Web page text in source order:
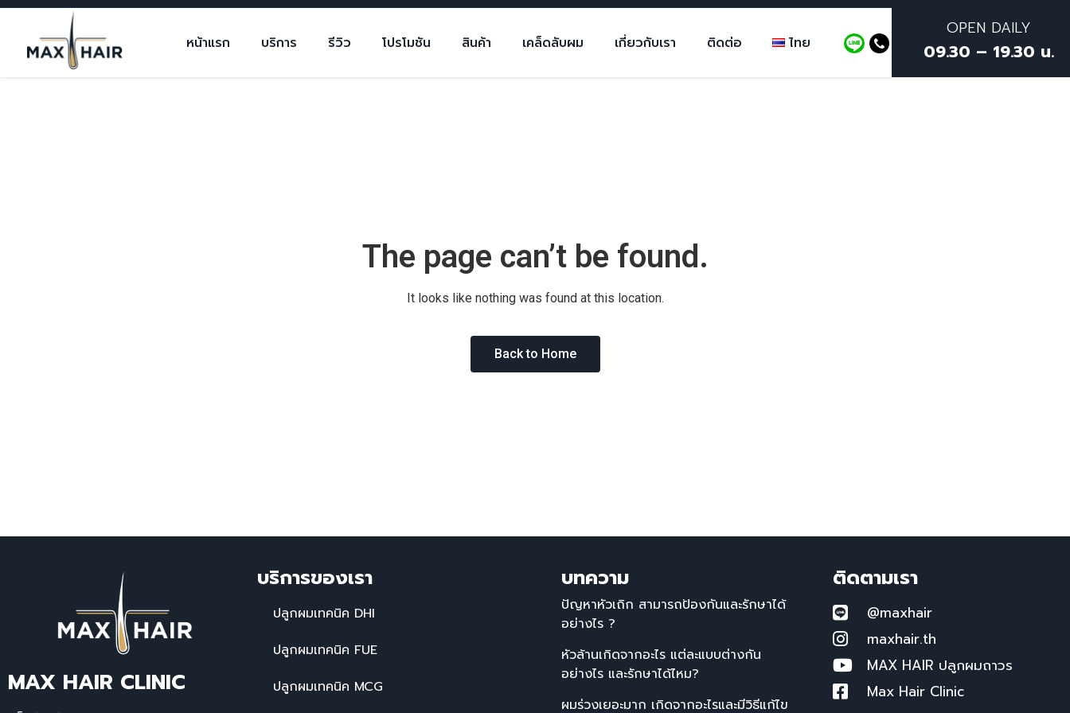
หน้าแรก บริการ รีวิว โปรโมชัน สินค้า เคล็ดลับผม เกี่ยวกับเรา ติดต่อ ไทย
OPEN DAILY
09.30 – 19.30 น.
The page can’t be found.
It looks like nothing was found at this location.
Back to Home
MAX HAIR CLINIC
บริการของเรา
ปลูกผมเทคนิค DHI
ปลูกผมเทคนิค FUE
ปลูกผมเทคนิค MCG
บทความ
ปัญหาหัวเถิก สามารถป้องกันและรักษาได้
อย่างไร ?
หัวล้านเกิดจากอะไร แต่ละแบบต่างกัน
อย่างไร และรักษาได้ไหม?
ผมร่วงเยอะมาก เกิดจากอะไรและมีวิธีแก้ไข
ติดตามเรา
@maxhair
maxhair.th
MAX HAIR ปลูกผมถาวร
Max Hair Clinic